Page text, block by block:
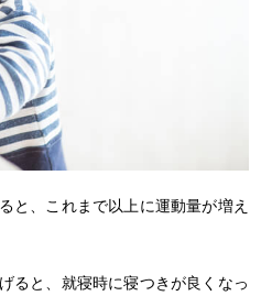
と、これまで以上に運動量が増え
ると、就寝時に寝つきが良くなっ